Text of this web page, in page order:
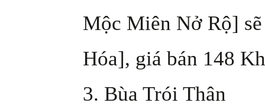
Mộc Miên Nở Rộ]
Hóa], giá bán 148
3. Bùa Trói Thân